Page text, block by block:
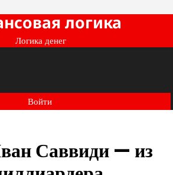
логика
Логика денег
Войти
Саввиди — из